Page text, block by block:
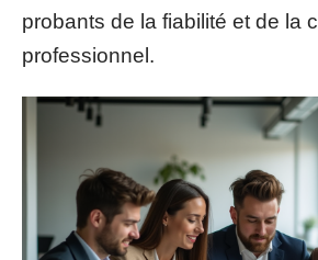
probants de la fiabilité et de la
professionnel.